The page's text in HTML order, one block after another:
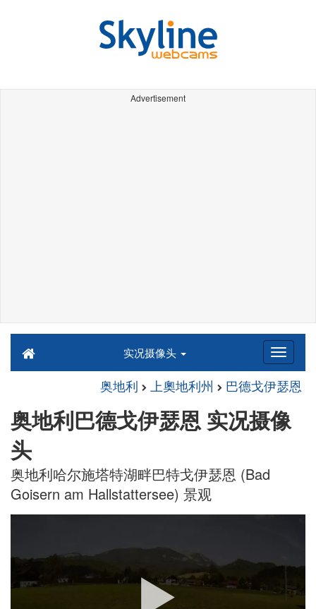
Advertisement
实况摄像头
奥地利 上奧地利州 巴德戈伊瑟恩
奥地利巴德戈伊瑟恩 实况摄像
头
奥地利哈尔施塔特湖畔巴特戈伊瑟恩 (Bad
Goisern am Hallstattersee) 景观